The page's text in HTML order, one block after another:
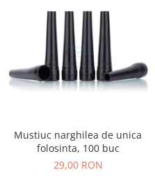
Mustiuc narghilea de unica
folosinta, 100 buc
29,00 RON